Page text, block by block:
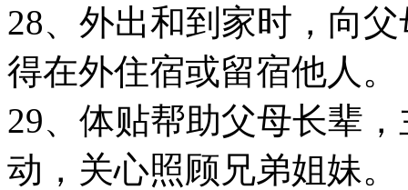
28、外出和到家时，向
得在外住宿或留宿他人。
29、体贴帮助父母长辈
动，关心照顾兄弟姐妹。